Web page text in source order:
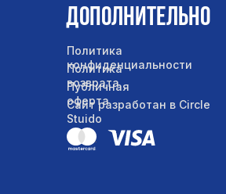
Дополнительно
Политика
конфиденциальности
Политика
возврата
Публичная
оферта
Сайт разработан в Circle
Stuido